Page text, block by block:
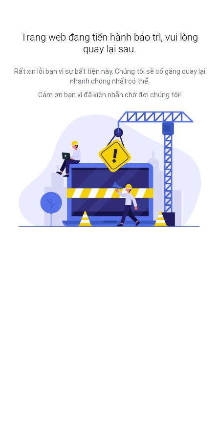
Trang web đang tiến hành bảo trì, vui lòng
quay lại sau.
Rất xin lỗi bạn vì sự bất tiện này. Chúng tôi sẽ cố gắng quay lại
nhanh chóng nhất có thể.
Cảm ơn bạn vì đã kiên nhẫn chờ đợi chúng tôi!